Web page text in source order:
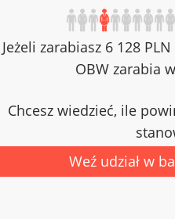
Jeżeli zarabiasz 6 128
OBW zarabia
Chcesz wiedzieć, ile
Weź udział w